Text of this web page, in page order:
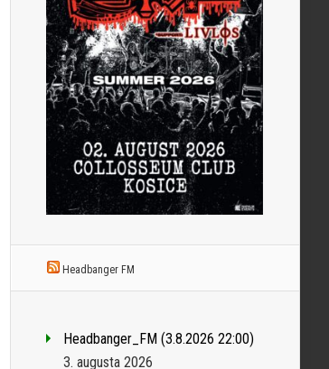
Headbanger FM
Headbanger_FM (3.8.2026 22:00)
3. augusta 2026